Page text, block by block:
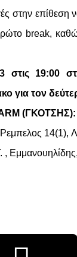
στην
break,
στις 19:00
για τον
(ΓΚΟΤΣΗΣ):
14(1),
Εμμανουηλίδης,